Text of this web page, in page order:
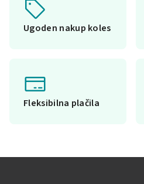
Ugoden nakup koles
Fleksibilna plačila